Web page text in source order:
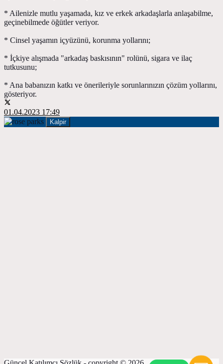
* Ailenizle mutlu yaşamada, kız ve erkek arkadaşlarla anlaşabilme,
geçinebilmede öğütler veriyor.
* Cinsel yaşamın içyüzünü, korunma yollarını;
* İçkiye alışmada "arkadaş baskısının" rolünü, sigara ve ilaç
tutkusunu;
* Ana babanızın katkı ve önerileriyle sorunlarınızın çözüm yollarını,
gösteriyor.
01.04.2023 17:49
Kalpir